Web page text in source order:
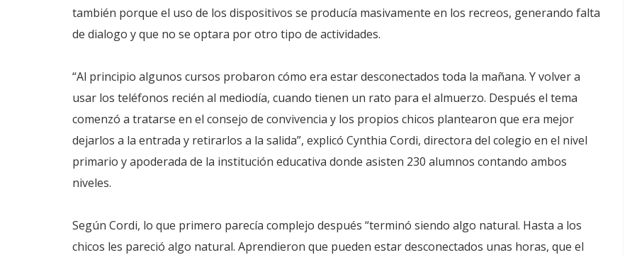
también porque el uso de los dispositivos se producía masivamente en los recreos, generando falta
de dialogo y que no se optara por otro tipo de actividades.
“Al principio algunos cursos probaron cómo era estar desconectados toda la mañana. Y volver a
usar los teléfonos recién al mediodía, cuando tienen un rato para el almuerzo. Después el tema
comenzó a tratarse en el consejo de convivencia y los propios chicos plantearon que era mejor
dejarlos a la entrada y retirarlos a la salida”, explicó Cynthia Cordi, directora del colegio en el nivel
primario y apoderada de la institución educativa donde asisten 230 alumnos contando ambos
niveles.
Según Cordi, lo que primero parecía complejo después “terminó siendo algo natural. Hasta a los
chicos les pareció algo natural. Aprendieron que pueden estar desconectados unas horas, que el